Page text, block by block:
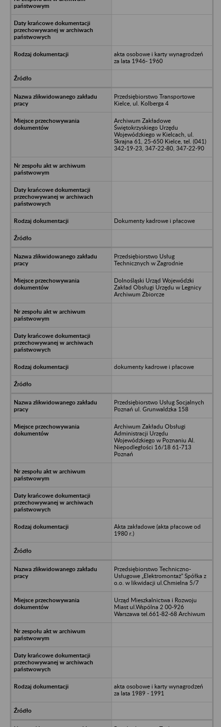
akta osobowe i karty wynagrodzeń
za lata 1946- 1960
Przedsiębiorstwo Transportowe
Kielce, ul. Kolberga 4
Archiwum Zakładowe
Świętokrzyskiego Urzędu
Wojewódzkiego w Kielcach, ul.
Skrajna 61, 25-650 Kielce, tel. (041)
342-19-23, 347-22-80, 347-22-90
Dokumenty kadrowe i płacowe
Przedsiębiorstwo Usług
Technicznych w Zagrodnie
Dolnośląski Urząd Wojewódzki
Zakład Obsługi Urzędu w Legnicy
Archiwum Zbiorcze
dokumenty kadrowe i płacowe
Przedsiębiorstwo Usług Socjalnych
Poznań ul. Grunwaldzka 158
Archiwum Zakładu Obsługi
Administracji Urzędu
Wojewódzkiego w Poznaniu Al.
Niepodległości 16/18 61-713
Poznań
Akta zakładowe (akta płacowe od
1980 r.)
Przedsiębiorstwo Techniczno-
Usługowe „Elektromontaż” Spółka z
o.o. w likwidacji ul.Chmielna 5/7
Urząd Mieszkalnictwa i Rozwoju
Miast ul.Wspólna 2 00-926
Warszawa tel.661-82-68 Archiwum
akta osobowe i karty wynagrodzeń
za lata 1989 - 1991